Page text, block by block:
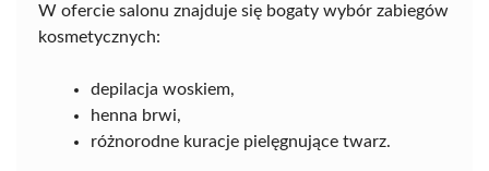
W ofercie salonu znajduje się bogaty wybór zabiegów
kosmetycznych:
depilacja woskiem,
henna brwi,
różnorodne kuracje pielęgnujące twarz.